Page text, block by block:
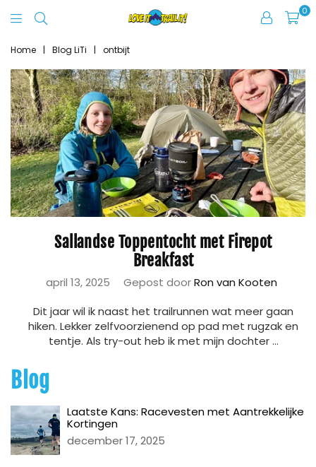
It
Trail
It
0
Home | Blog LiTi | ontbijt
Sallandse Toppentocht met Firepot
Breakfast
april 13, 2025 Gepost doorRon van Kooten
Dit jaar wil ik naast het trailrunnen wat meer gaan
hiken. Lekker zelfvoorzienend op pad met rugzak en
tentje. Als try-out heb ik met mijn dochter ...
Blog
Laatste Kans: Racevesten met Aantrekkelijke
Kortingen
december 17, 2025